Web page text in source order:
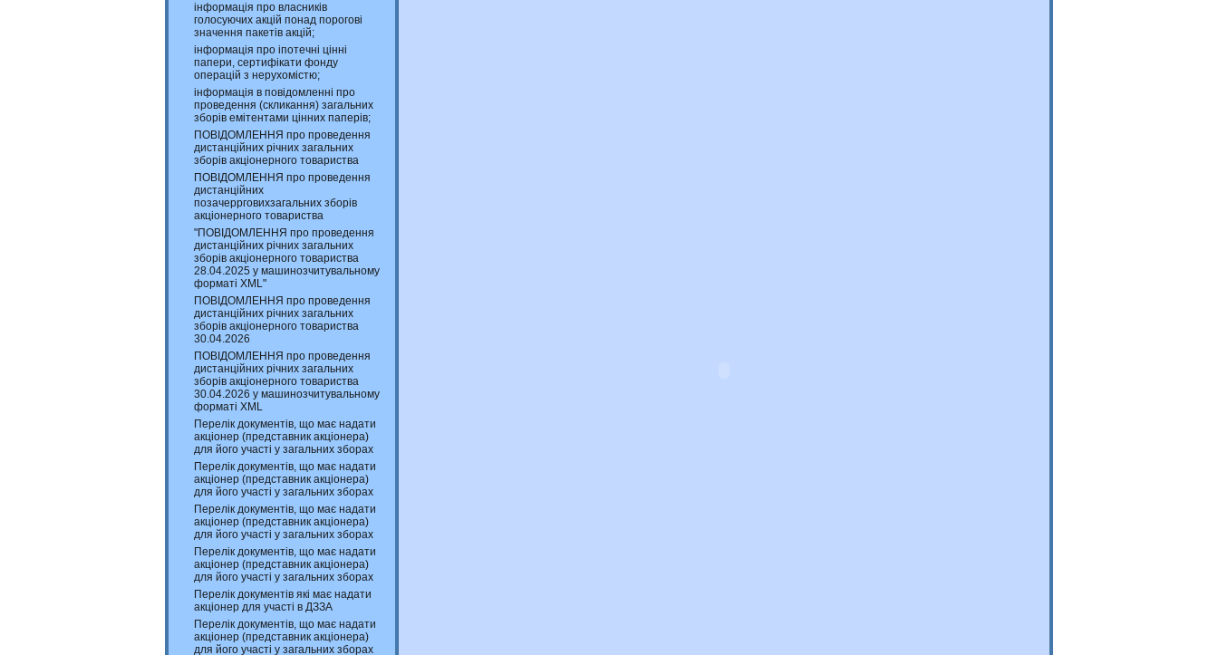
інформація про власників
голосуючих акцій понад порогові
значення пакетів акцій;
інформація про іпотечні цінні
папери, сертифікати фонду
операцій з нерухомістю;
інформація в повідомленні про
проведення (скликання) загальних
зборів емітентами цінних паперів;
ПОВІДОМЛЕННЯ про проведення
дистанційних річних загальних
зборів акціонерного товариства
ПОВІДОМЛЕННЯ про проведення
дистанційних
позачеррговихзагальних зборів
акціонерного товариства
"ПОВІДОМЛЕННЯ про проведення
дистанційних річних загальних
зборів акціонерного товариства
28.04.2025 у машинозчитувальному
форматі XML"
ПОВІДОМЛЕННЯ про проведення
дистанційних річних загальних
зборів акціонерного товариства
30.04.2026
ПОВІДОМЛЕННЯ про проведення
дистанційних річних загальних
зборів акціонерного товариства
30.04.2026 у машинозчитувальному
форматі XML
Перелік документів, що має надати
акціонер (представник акціонера)
для його участі у загальних зборах
Перелік документів, що має надати
акціонер (представник акціонера)
для його участі у загальних зборах
Перелік документів, що має надати
акціонер (представник акціонера)
для його участі у загальних зборах
Перелік документів, що має надати
акціонер (представник акціонера)
для його участі у загальних зборах
Перелік документів які має надати
акціонер для участі в ДЗЗА
Перелік документів, що має надати
акціонер (представник акціонера)
для його участі у загальних зборах